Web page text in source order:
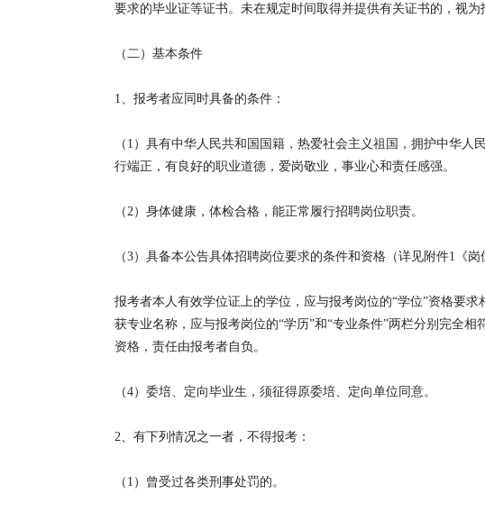
要求的毕业证等证书。未在规定时间取得并提供有关证书的，视为
（二）基本条件
1、报考者应同时具备的条件：
（1）具有中华人民共和国国籍，热爱社会主义祖国，拥护中华
行端正，有良好的职业道德，爱岗敬业，事业心和责任感强。
（2）身体健康，体检合格，能正常履行招聘岗位职责。
（3）具备本公告具体招聘岗位要求的条件和资格（详见附件1《岗
报考者本人有效学位证上的学位，应与报考岗位的“学位”资格要
获专业名称，应与报考岗位的“学历”和“专业条件”两栏分别完全
资格，责任由报考者自负。
（4）委培、定向毕业生，须征得原委培、定向单位同意。
2、有下列情况之一者，不得报考：
（1）曾受过各类刑事处罚的。